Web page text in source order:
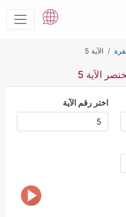
الآية 5
الآية 5
اختر رقم الآية